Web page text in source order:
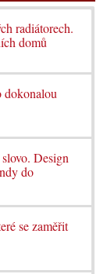
radiátorech.
domů
dokonalou
Design
do
se zaměřit